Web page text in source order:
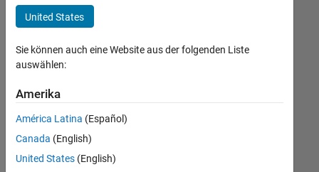
Business Applications and Tools
Infrastructure and Architecture
Program Management
Release Engineering
Software Process Engineering
+4
Derzeit
es
keine
offenen
Stellen,
United States
Sie können auch eine Website aus der folgenden Liste
auswählen:
Amerika
América Latina (Español)
Canada (English)
United States (English)